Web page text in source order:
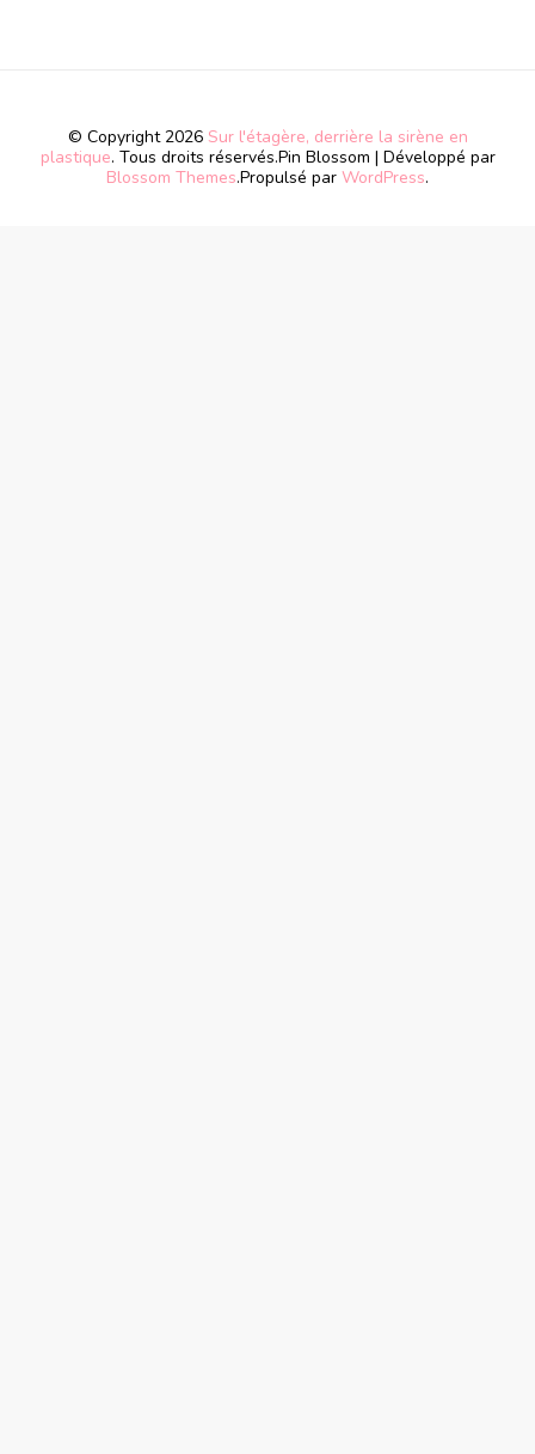
© Copyright 2026 Sur l'étagère, derrière la sirène en
plastique. Tous droits réservés.Pin Blossom | Développé par
Blossom Themes.Propulsé par WordPress.